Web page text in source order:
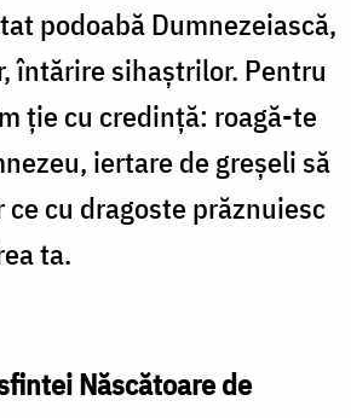
podoabă Dumnezeiască,
întărire sihaştrilor. Pentru
ţie cu credinţă: roagă-te
iertare de greşeli să
ce cu dragoste prăznuiesc
ta.
Născătoare de